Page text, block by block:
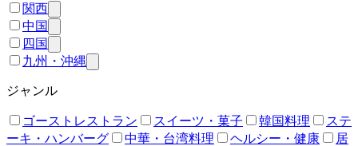
関西
中国
四国
九州・沖縄
ジャンル
ゴーストレストラン スイーツ・菓子 韓国料理
ステ
ーキ・ハンバーグ
中華・台湾料理 ヘルシー・健康
居